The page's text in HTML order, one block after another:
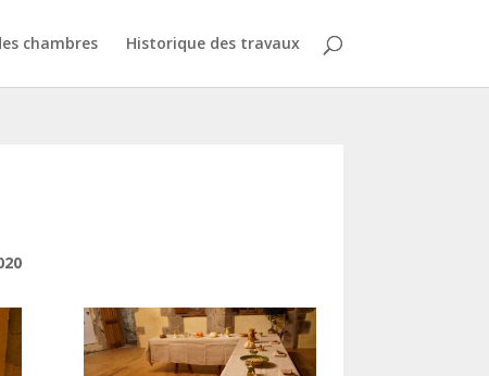
chambres Historique des travaux